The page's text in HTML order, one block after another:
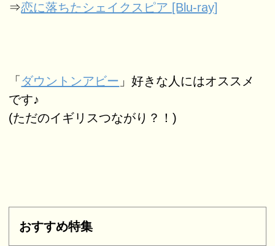
⇒恋に落ちたシェイクスピア [Blu-ray]
「 ダウントンアビー 」好きな人にはオススメ
です♪
(ただのイギリスつながり？！)
おすすめ特集